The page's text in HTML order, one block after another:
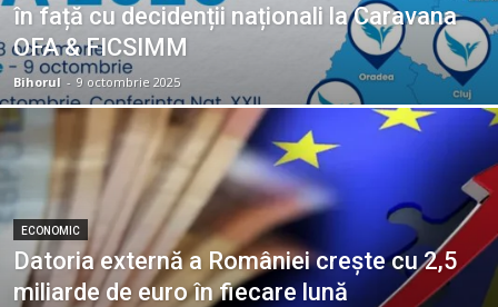
în față cu decidenții naționali la Caravana
OFA & FICSIMM
Bihorul - 9 octombrie 2025
ECONOMIC
Datoria externă a României crește cu 2,5
miliarde de euro în fiecare lună